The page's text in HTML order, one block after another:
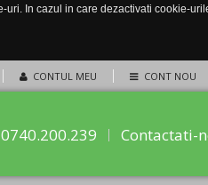
In cazul in care dezactivati cookie-
CONTUL MEU CONT NOU
0740.200.239 Contactati-